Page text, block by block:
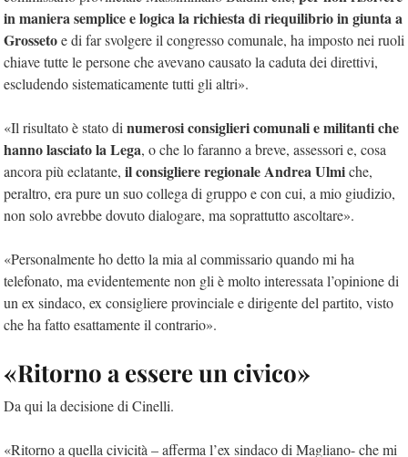
in maniera semplice e logica la richiesta di riequilibrio in giunta a
Grossetoe di far svolgere il congresso comunale, ha imposto nei ruoli
chiave tutte le persone che avevano causato la caduta dei direttivi,
escludendo sistematicamente tutti gli altri».
«Il risultato è stato di numerosi consiglieri comunali e militanti che
hanno lasciato la Lega, o che lo faranno a breve, assessori e, cosa
ancora più eclatante, il consigliere regionale Andrea Ulmiche,
peraltro, era pure un suo collega di gruppo e con cui, a mio giudizio,
non solo avrebbe dovuto dialogare, ma soprattutto ascoltare».
«Personalmente ho detto la mia al commissario quando mi ha
telefonato, ma evidentemente non gli è molto interessata l’opinione di
un ex sindaco, ex consigliere provinciale e dirigente del partito, visto
che ha fatto esattamente il contrario».
«Ritorno a essere un civico»
Da qui la decisione di Cinelli.
«Ritorno a quella civicità – afferma l’ex sindaco di Magliano- che mi